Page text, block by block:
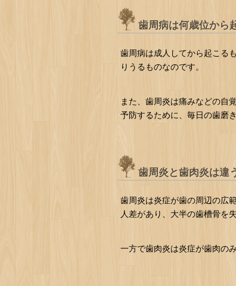
歯周病は何歳位から
歯周病は成人してから起こる
りうるものなのです。
また、歯周炎は痛みなどの自
予防するために、毎日の歯磨
歯周炎と歯肉炎は違
歯周炎は炎症が歯の周辺の広
人差があり、大半の歯槽骨を
一方で歯肉炎は炎症が歯肉の